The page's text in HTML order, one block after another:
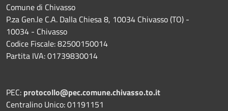
Comune di Chivasso
P.za Gen.le C.A. Dalla Chiesa 8, 10034 Chivasso (TO) -
10034 - Chivasso
Codice Fiscale: 82500150014
Partita IVA: 01739830014
PEC: protocollo@pec.comune.chivasso.to.it
Centralino Unico: 01191151